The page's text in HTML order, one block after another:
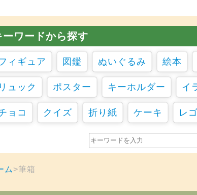
ーワードから探す
ィギュア 図鑑 ぬいぐるみ 絵本
リュック ポスター キーホルダー イ
ョコ クイズ 折り紙 ケーキ レゴ
ム 筆箱